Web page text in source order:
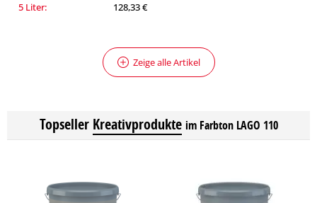
5 Liter:
128,33 €
Zeige alle Artikel
Topseller Kreativprodukte im Farbton LAGO 110